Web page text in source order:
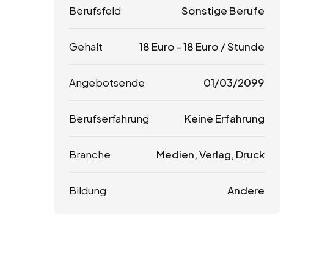
Berufsfeld Sonstige Berufe
Gehalt 18 Euro -18 Euro / Stunde
Angebotsende 01/03/2099
Berufserfahrung Keine Erfahrung
Branche Medien, Verlag, Druck
Bildung Andere